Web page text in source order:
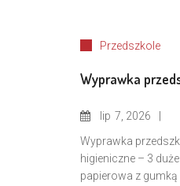
Przedszkole
Wyprawka
lip 7, 2026
Wyprawka
higieniczne – 3
papierowa z gumką